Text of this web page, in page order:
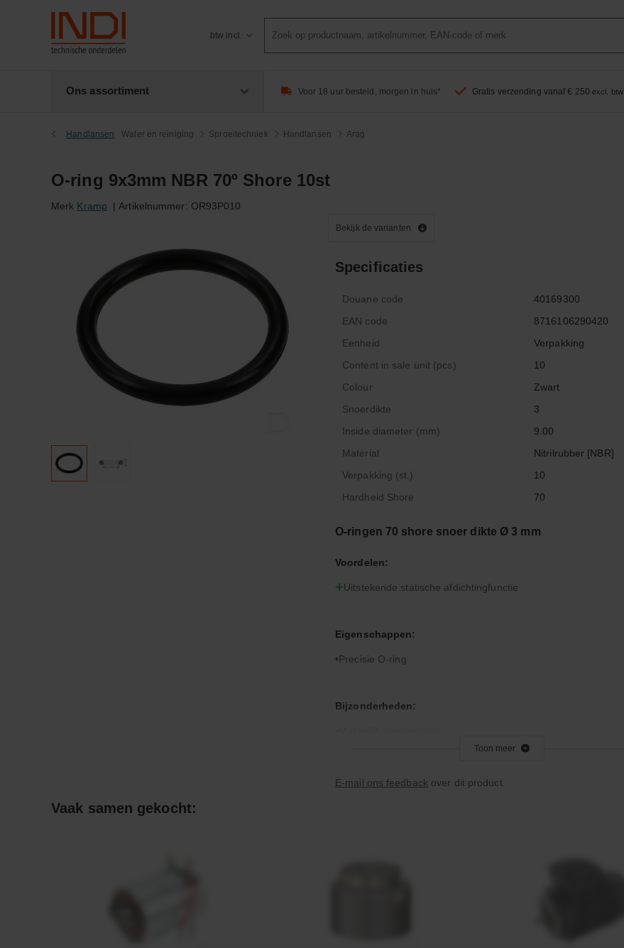
btw incl.
zoeken
Ons assortiment Voor 18 uur besteld, morgen in huis* Gratis verzending vanaf € 250 excl. btw
Handlansen Water en reiniging Sproeitechniek Handlansen Arag
O-ring 9x3mm NBR 70º Shore 10st
Merk Kramp | Artikelnummer: OR93P010
Bekijk de varianten
Specificaties
Douane code
40169300
EAN code
8716106290420
Eenheid
Verpakking
Content in sale unit (pcs)
10
Colour
Zwart
Snoerdikte
3
Inside diameter (mm)
9.00
Material
Nitrilrubber [NBR]
Verpakking (st.)
10
Hardheid Shore
70
O-ringen 70 shore snoer dikte Ø 3 mm
Voordelen:
Uitstekende statische afdichtingfunctie
Eigenschappen:
Precisie O-ring
Bijzonderheden:
Toepassingsgebied:
Toon meer
E-mail ons feedback over dit product.
Vaak samen gekocht: